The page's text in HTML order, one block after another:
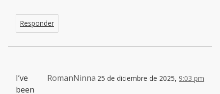
Responder
RomanNinna 25 de diciembre de 2025, 9:03 pm
I’ve
been